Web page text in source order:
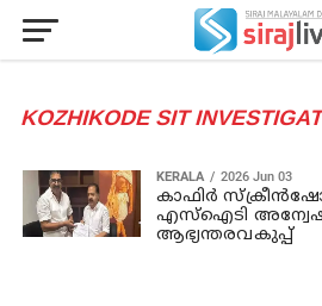
KOZHIKODE SIT
KERALA 2026 Jun 03
കാഫിര്‍
എസ്ഐടി
ആഭ്യന്തരവകുപ്പ്